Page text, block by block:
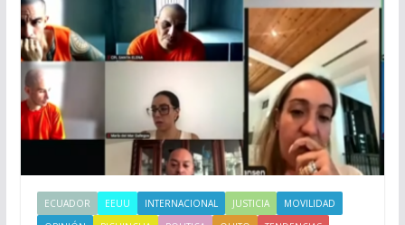
ECUADOR EEUU INTERNACIONAL JUSTICIA
MOVILIDAD